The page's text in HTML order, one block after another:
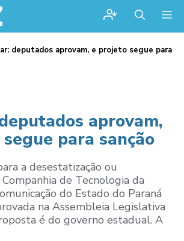
deputados aprovam, e projeto segue para
aprovam,
para sanção
a desestatização ou
de Tecnologia da
do Estado do Paraná
na Assembleia Legislativa
é do governo estadual. A